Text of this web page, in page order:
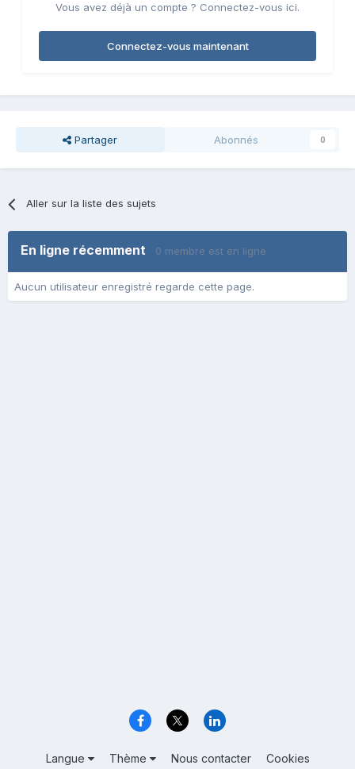
Vous avez déjà un compte ? Connectez-vous ici.
Connectez-vous maintenant
Partager Abonnés 0
Aller sur la liste des sujets
En ligne récemment 0 membre est en ligne
Aucun utilisateur enregistré regarde cette page.
Langue Thème Nous contacter Cookies